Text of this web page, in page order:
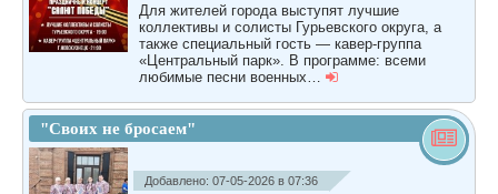
Для жителей города выступят лучшие
коллективы и солисты Гурьевского округа, а
также специальный гость — кавер-группа
«Центральный парк». В программе: всеми
любимые песни военных…
"Своих не бросаем"
Добавлено: 07-05-2026 в 07:36